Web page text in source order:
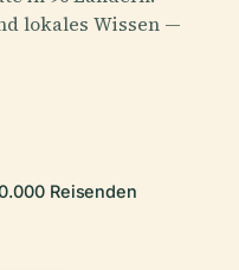
lokales Wissen —
Reisenden